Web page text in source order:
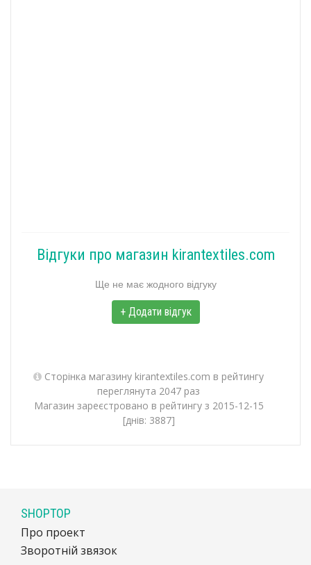
Відгуки про магазин kirantextiles.com
Ще не має жодного відгуку
+ Додати відгук
Сторінка магазину kirantextiles.com в рейтингу
переглянута 2047 раз
Магазин зареєстровано в рейтингу з 2015-12-15
[днів: 3887]
SHOPTOP
Про проект
Зворотній звязок